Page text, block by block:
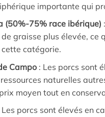
importante qui
(50%-75% race ibérique)
graisse plus élevée, ce
catégorie.
Campo: Les porcs sont
naturelles
moyen tout en
porcs sont élevés en